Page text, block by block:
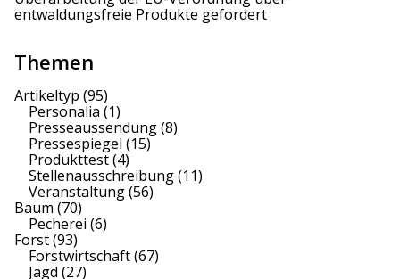
entwaldungsfreie Produkte gefordert
Themen
Artikeltyp (95)
Personalia (1)
Presseaussendung(8)
Pressespiegel (15)
Produkttest(4)
Stellenausschreibung(11)
Veranstaltung(56)
Baum (70)
Pecherei (6)
Forst(93)
Forstwirtschaft(67)
Jagd (27)